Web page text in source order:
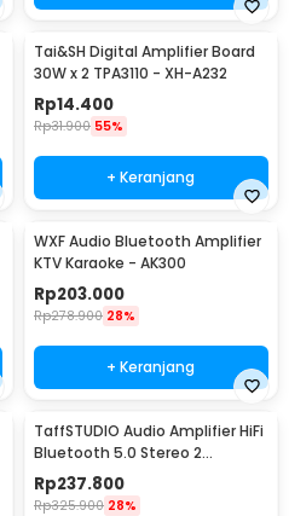
Tai&SH Digital Amplifier Board
30W x 2 TPA3110 - XH-A232
Rp14.400
Rp31.900 55%
+ Keranjang
WXF Audio Bluetooth Amplifier
KTV Karaoke - AK300
Rp203.000
Rp278.900 28%
+ Keranjang
TaffSTUDIO Audio Amplifier HiFi
Bluetooth 5.0 Stereo 2
Channel 800W - BT-309A
Rp237.800
Rp325.900 28%